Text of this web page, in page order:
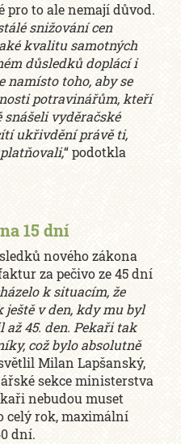
pro to ale nemají důvod.
snižování cen
kvalitu samotných
důsledků doplácí i
namísto toho, aby se
potravinářům, kteří
vyděračské
ukřivdění právě ti,
“ podotkla
15 dní
nového zákona
za pečivo ze 45 dní
k situacím, že
v den, kdy mu byl
45. den. Pekaři tak
což bylo absolutně
Milan Lapšanský,
sekce ministerstva
nebudou muset
celý rok, maximální
dní.